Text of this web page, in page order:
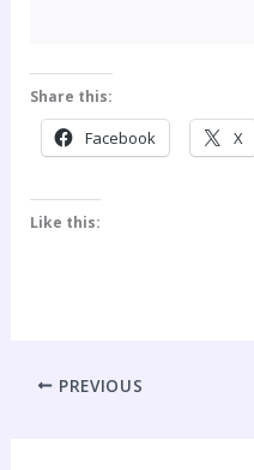
Share this:
Facebook X
Like this:
PREVIOUS